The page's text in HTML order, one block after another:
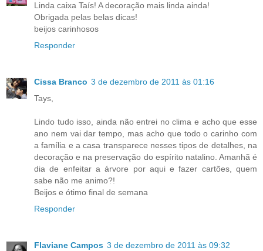
Linda caixa Taís! A decoração mais linda ainda!
Obrigada pelas belas dicas!
beijos carinhosos
Responder
Cissa Branco 3 de dezembro de 2011 às 01:16
Tays,
Lindo tudo isso, ainda não entrei no clima e acho que esse
ano nem vai dar tempo, mas acho que todo o carinho com
a família e a casa transparece nesses tipos de detalhes, na
decoração e na preservação do espírito natalino. Amanhã é
dia de enfeitar a árvore por aqui e fazer cartões, quem
sabe não me animo?!
Beijos e ótimo final de semana
Responder
Flaviane Campos 3 de dezembro de 2011 às 09:32